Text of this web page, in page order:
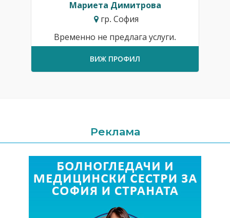
Мариета Димитрова
гр. София
Временно не предлага услуги.
ВИЖ ПРОФИЛ
Реклама